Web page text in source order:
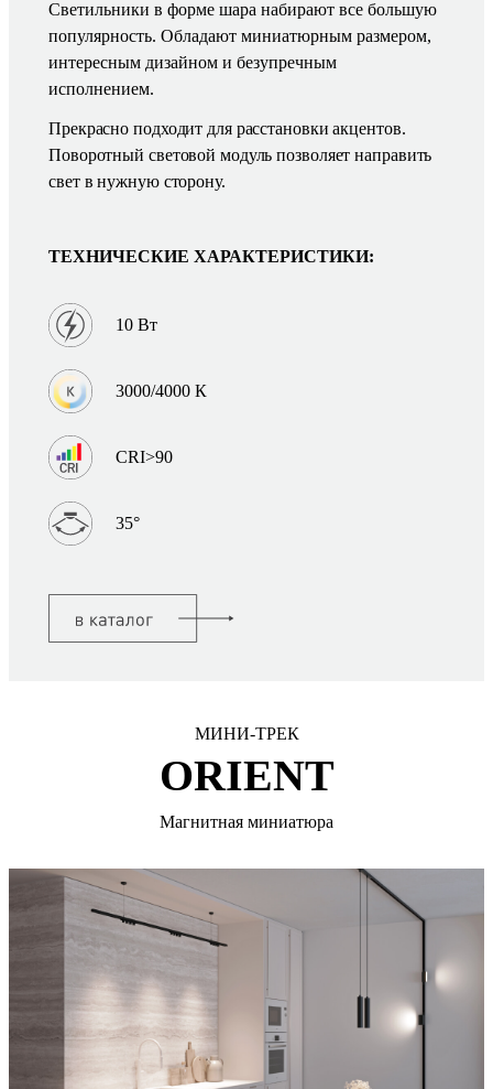
Светильники в форме шара набирают все большую
популярность. Обладают миниатюрным размером,
интересным дизайном и безупречным
исполнением.
Прекрасно подходит для расстановки акцентов.
Поворотный световой модуль позволяет направить
свет в нужную сторону.
ТЕХНИЧЕСКИЕ ХАРАКТЕРИСТИКИ:
10 Вт
3000/4000 К
CRI>90
35°
МИНИ-ТРЕК
ORIENT
Магнитная миниатюра